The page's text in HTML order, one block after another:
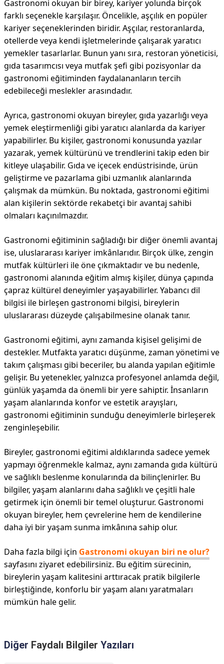
Gastronomi okuyan bir birey, kariyer yolunda birçok
farklı seçenekle karşılaşır. Öncelikle, aşçılık en popüler
kariyer seçeneklerinden biridir. Aşçılar, restoranlarda,
otellerde veya kendi işletmelerinde çalışarak yaratıcı
yemekler tasarlarlar. Bunun yanı sıra, restoran yöneticisi,
gıda tasarımcısı veya mutfak şefi gibi pozisyonlar da
gastronomi eğitiminden faydalananların tercih
edebileceği meslekler arasındadır.
Ayrıca, gastronomi okuyan bireyler, gıda yazarlığı veya
yemek eleştirmenliği gibi yaratıcı alanlarda da kariyer
yapabilirler. Bu kişiler, gastronomi konusunda yazılar
yazarak, yemek kültürünü ve trendlerini takip eden bir
kitleye ulaşabilir. Gıda ve içecek endüstrisinde, ürün
geliştirme ve pazarlama gibi uzmanlık alanlarında
çalışmak da mümkün. Bu noktada, gastronomi eğitimi
alan kişilerin sektörde rekabetçi bir avantaj sahibi
olmaları kaçınılmazdır.
Gastronomi eğitiminin sağladığı bir diğer önemli avantaj
ise, uluslararası kariyer imkânlarıdır. Birçok ülke, zengin
mutfak kültürleri ile öne çıkmaktadır ve bu nedenle,
gastronomi alanında eğitim almış kişiler, dünya çapında
çapraz kültürel deneyimler yaşayabilirler. Yabancı dil
bilgisi ile birleşen gastronomi bilgisi, bireylerin
uluslararası düzeyde çalışabilmesine olanak tanır.
Gastronomi eğitimi, aynı zamanda kişisel gelişimi de
destekler. Mutfakta yaratıcı düşünme, zaman yönetimi ve
takım çalışması gibi beceriler, bu alanda yapılan eğitimle
gelişir. Bu yetenekler, yalnızca profesyonel anlamda değil,
günlük yaşamda da önemli bir yere sahiptir. İnsanların
yaşam alanlarında konfor ve estetik arayışları,
gastronomi eğitiminin sunduğu deneyimlerle birleşerek
zenginleşebilir.
Bireyler, gastronomi eğitimi aldıklarında sadece yemek
yapmayı öğrenmekle kalmaz, aynı zamanda gıda kültürü
ve sağlıklı beslenme konularında da bilinçlenirler. Bu
bilgiler, yaşam alanlarını daha sağlıklı ve çeşitli hale
getirmek için önemli bir temel oluşturur. Gastronomi
okuyan bireyler, hem çevrelerine hem de kendilerine
daha iyi bir yaşam sunma imkânına sahip olur.
Daha fazla bilgi için Gastronomi okuyan biri ne olur?
sayfasını ziyaret edebilirsiniz. Bu eğitim sürecinin,
bireylerin yaşam kalitesini arttıracak pratik bilgilerle
birleştiğinde, konforlu bir yaşam alanı yaratmaları
mümkün hale gelir.
Diğer Faydalı Bilgiler Yazıları